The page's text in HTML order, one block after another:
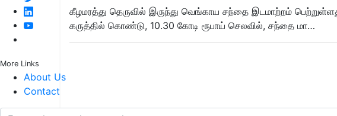
More Links
About Us
Contact
கீழமரத்து தெருவில் இருந்து வெங்காய சந்தை இடமாற்றம்
கருத்தில் கொண்டு, 10.30 கோடி ரூபாய் செலவில், சந்தை மா…